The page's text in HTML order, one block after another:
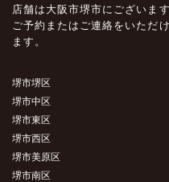
店舗は大阪市堺市にございま
ご予約またはご連絡をいただ
ます。
堺市堺区
堺市中区
堺市東区
堺市西区
堺市美原区
堺市南区